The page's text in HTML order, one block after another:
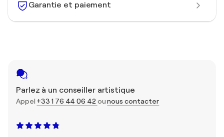
Garantie et paiement
Parlez à un conseiller artistique
Appel +33 1 76 44 06 42 ounous contacter